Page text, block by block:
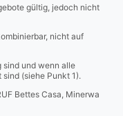
gültig, jedoch nicht
nicht auf
sind und wenn alle
(siehe Punkt 1).
Bettes Casa, Minerwa